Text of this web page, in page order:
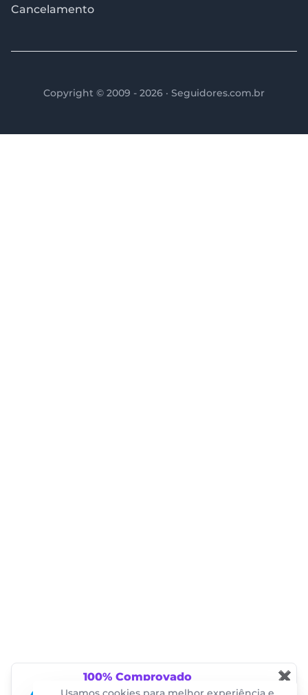
100% Comprovado
Essas notificações são garantidas pela
✖
Cancelamento
Copyright © 2009 - 2026 · Seguidores.com.br